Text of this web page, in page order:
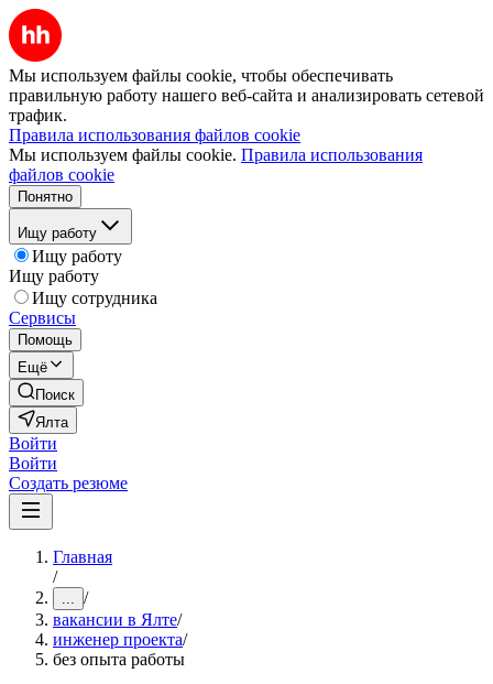
Мы используем файлы cookie, чтобы обеспечивать
правильную работу нашего веб-сайта и анализировать сетевой
трафик.
Правила использования файлов cookie
Мы используем файлы cookie. Правила использования
файлов cookie
Понятно
Ищу работу
Ищу работу
Ищу работу
Ищу сотрудника
Сервисы
Помощь
Ещё
Поиск
Ялта
Войти
Войти
Создать резюме
Главная
/
... /
вакансии в Ялте/
инженер проекта/
без опыта работы